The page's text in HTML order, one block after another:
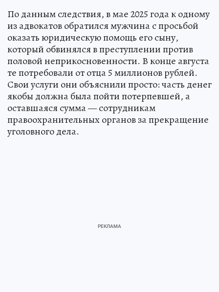
По данным следствия, в мае 2025 года к одному
из адвокатов обратился мужчина с просьбой
оказать юридическую помощь его сыну,
который обвинялся в преступлении против
половой неприкосновенности. В конце августа
те потребовали от отца 5 миллионов рублей.
Свои услуги они объяснили просто: часть денег
якобы должна была пойти потерпевшей, а
оставшаяся сумма — сотрудникам
правоохранительных органов за прекращение
уголовного дела.